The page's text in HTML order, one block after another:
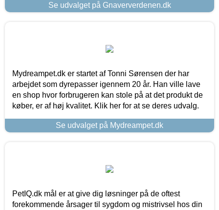
Se udvalget på Gnaververdenen.dk
Mydreampet.dk er startet af Tonni Sørensen der har
arbejdet som dyrepasser igennem 20 år. Han ville lave
en shop hvor forbrugeren kan stole på at det produkt de
køber, er af høj kvalitet. Klik her for at se deres udvalg.
Se udvalget på Mydreampet.dk
PetIQ.dk mål er at give dig løsninger på de oftest
forekommende årsager til sygdom og mistrivsel hos din